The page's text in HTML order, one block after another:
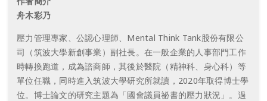
舟木彩乃
壓力管理專家、公認心理師、Mental Think Tank股份有限公
司（筑波大學新創事業）副社長。在一般企業的人事部門工作
時轉換跑道，成為諮商師，其後於醫院（精神科、身心科）等
單位任職，同時進入筑波大學研究所就讀，2020年取得博士學
位。博士論文的研究主題為「國會議員祕書的壓力狀況」。過